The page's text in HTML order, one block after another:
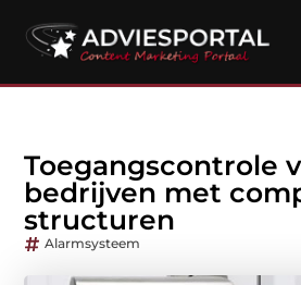
Toegangscontrole
bedrijven met
structuren
Alarmsysteem